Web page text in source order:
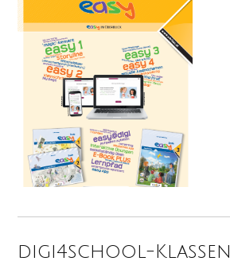
digi4school-Klassen